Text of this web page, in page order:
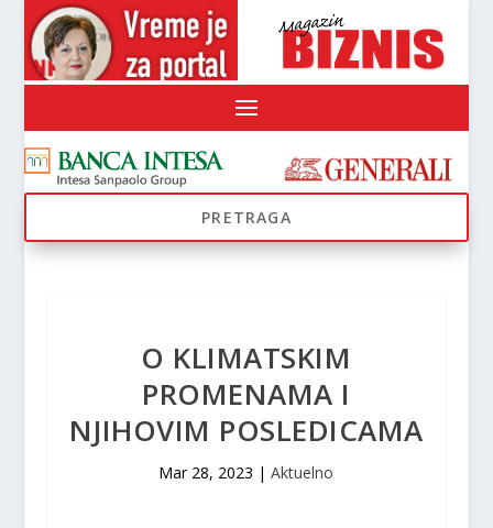
O KLIMATSKIM
PROMENAMA I
NJIHOVIM POSLEDICAMA
Mar 28, 2023 |Aktuelno